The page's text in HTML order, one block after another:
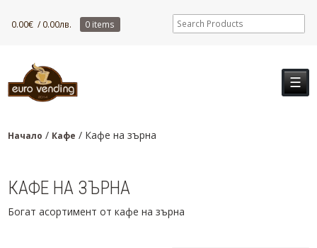
0.00€ / 0.00лв. 0 items
☰
Начало / Кафе / Кафе на зърна
КАФЕ НА ЗЪРНА
Богат асортимент от кафе на зърна